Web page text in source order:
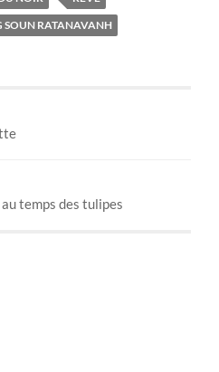
SOUN RATANAVANH
temps des tulipes